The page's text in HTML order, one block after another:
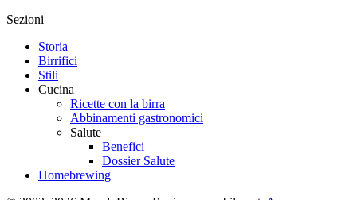
Sezioni
Storia
Birrifici
Stili
Cucina
Ricette con la birra
Abbinamenti gastronomici
Salute
Benefici
Dossier Salute
Homebrewing